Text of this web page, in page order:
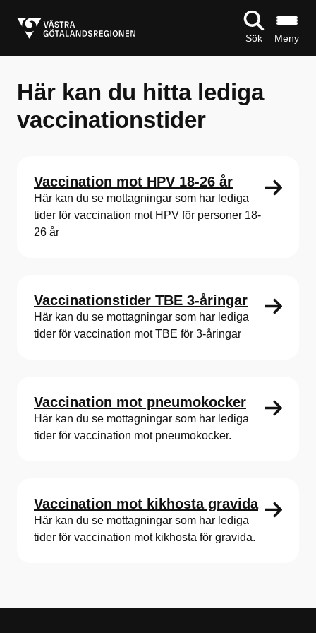
Sök Meny
Här kan du hitta lediga
vaccinationstider
Vaccination mot HPV 18-26 år
Här kan du se mottagningar som har lediga
tider för vaccination mot HPV för personer 18-
26 år
Vaccinationstider TBE 3-åringar
Här kan du se mottagningar som har lediga
tider för vaccination mot TBE för 3-åringar
Vaccination mot pneumokocker
Här kan du se mottagningar som har lediga
tider för vaccination mot pneumokocker.
Vaccination mot kikhosta gravida
Här kan du se mottagningar som har lediga
tider för vaccination mot kikhosta för gravida.